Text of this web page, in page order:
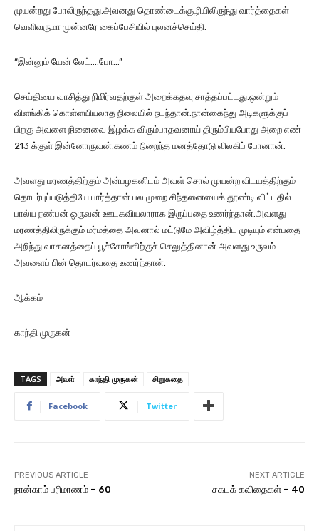
முயன்றது போலிருந்தது.அவனது தொண்டைக்குழியிலிருந்து வார்த்தைகள்
வெளிவருமா முன்னரே கைப்பேசியில் புலனச்செய்தி.
“இன்னும் யேன் லேட்….போ…”
செய்தியை வாசித்து நிமிர்வதற்குள் அறைக்கதவு சாத்தப்பட்டது‌.ஒன்றும்
விளங்கிக் கொள்ளயியலாத நிலையில் நடந்தான்.நான்கைந்து அடிகளுக்குப்
பிறகு அவளை நினைவை இழக்க விரும்பாதவனாய் திரும்பியபோது அறை எண்
213 க்குள் இன்னோருவன்.கணம் நிறைந்த மனத்தோடு விலகிப் போனான்.
அவளது மரணத்திற்கும் அன்பழகனிடம் அவள் சொல் முயன்ற விடயத்திற்கும்
தொடர்புப்படுத்தியே பார்த்தான்.பல முறை சிந்தனையைக் தூண்டி விட்டதில்
பால்ய நண்பன் ஒருவன் ஊடகவியலாராக இருப்பதை உணர்ந்தான்.அவளது
மரணத்திலிருக்கும் மர்மத்தை அவனால் மட்டுமே அவிழ்த்திட முடியும் என்பதை
அறிந்து வாகனத்தைப் பூச்சோங்கிற்குச் செலுத்தினான்.அவளது உருவம்
அவளைப் பின் தொடர்வதை உணர்ந்தான்‌.
ஆக்கம்
காந்தி முருகன்
TAGS அவள் காந்தி முருகன் சிறுகதை
Facebook Twitter
PREVIOUS ARTICLE
நான்காம் பரிமாணம் – 60
NEXT ARTICLE
சகடக் கவிதைகள் – 40